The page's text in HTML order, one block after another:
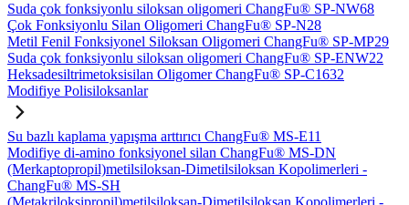
Suda çok fonksiyonlu siloksan oligomeri ChangFu® SP-NW68
Çok Fonksiyonlu Silan Oligomeri ChangFu® SP-N28
Metil Fenil Fonksiyonel Siloksan Oligomeri ChangFu® SP-MP29
Suda çok fonksiyonlu siloksan oligomeri ChangFu® SP-ENW22
Heksadesiltrimetoksisilan Oligomer ChangFu® SP-C1632
Modifiye Polisiloksanlar
Su bazlı kaplama yapışma arttırıcı ChangFu® MS-E11
Modifiye di-amino fonksiyonel silan ChangFu® MS-DN
(Merkaptopropil)metilsiloksan-Dimetilsiloksan Kopolimerleri -
ChangFu® MS-SH
(Metakriloksipropil)metilsiloksan-Dimetilsiloksan Kopolimerleri -